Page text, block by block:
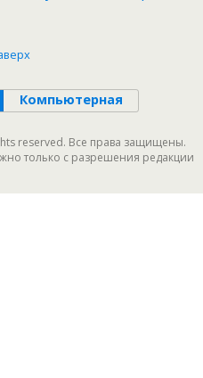
Компьютерная
reserved. Все права защищены.
только с разрешения редакции